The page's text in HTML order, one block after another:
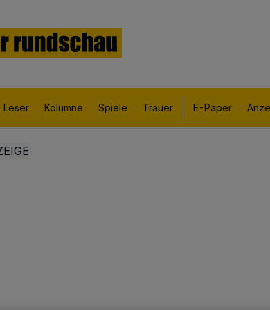
Leser Kolumne Spiele Trauer E-Paper